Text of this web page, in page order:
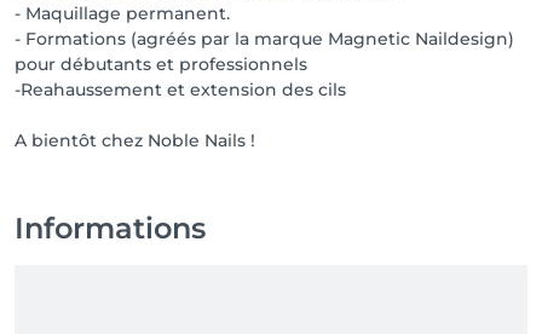
- Maquillage permanent.
- Formations (agréés par la marque Magnetic Naildesign)
pour débutants et professionnels
-Reahaussement et extension des cils
A bientôt chez Noble Nails !
Informations